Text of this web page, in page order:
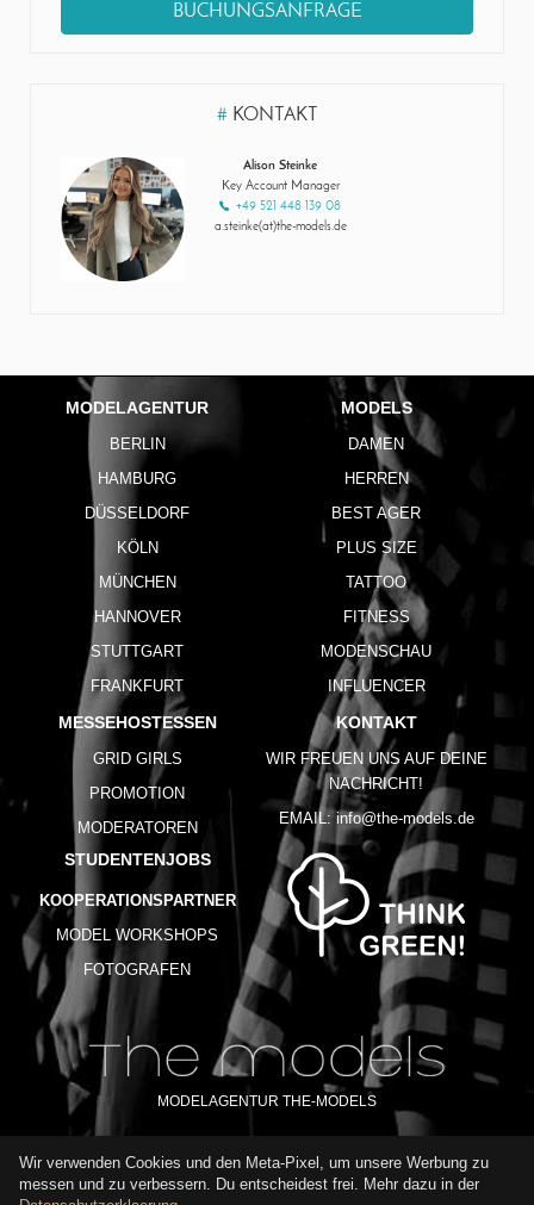
BUCHUNGSANFRAGE
#KONTAKT
Alison Steinke
Key Account Manager
+49 521 448 139 08
a.steinke(at)the-models.de
MODELAGENTUR
BERLIN
HAMBURG
DÜSSELDORF
KÖLN
MÜNCHEN
HANNOVER
STUTTGART
FRANKFURT
MODELS
DAMEN
HERREN
BEST AGER
PLUS SIZE
TATTOO
FITNESS
MODENSCHAU
INFLUENCER
MESSEHOSTESSEN
GRID GIRLS
PROMOTION
MODERATOREN
STUDENTENJOBS
KOOPERATIONSPARTNER
MODEL WORKSHOPS
FOTOGRAFEN
KONTAKT
WIR FREUEN UNS AUF DEINE
NACHRICHT!
EMAIL: info@the-models.de
MODELAGENTUR THE-MODELS
IMPRESSUM AGB DATENSCHUTZ
NUTZUNGSBEDINGUNGEN
Wir verwenden Cookies und den Meta-Pixel, um unsere Werbung zu
messen und zu verbessern. Du entscheidest frei. Mehr dazu in der